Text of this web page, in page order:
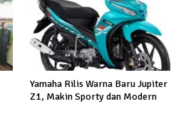
Yamaha Rilis Warna Baru Jupiter
Z1, Makin Sporty dan Modern